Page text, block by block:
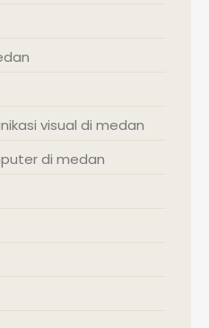
visual di medan
di medan